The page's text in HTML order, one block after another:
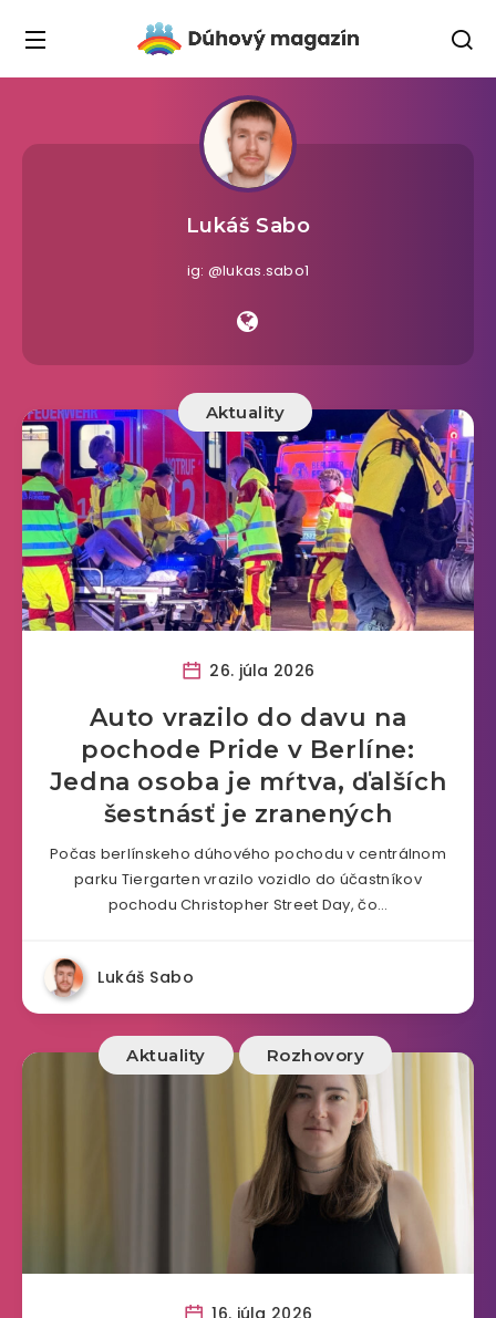
Lukáš Sabo
ig: @lukas.sabo1
Aktuality
26. júla 2026
Auto vrazilo do davu na
pochode Pride v Berlíne:
Jedna osoba je mŕtva, ďalších
šestnásť je zranených
Počas berlínskeho dúhového pochodu v centrálnom
parku Tiergarten vrazilo vozidlo do účastníkov
pochodu Christopher Street Day, čo…
Lukáš Sabo
Aktuality Rozhovory
16. júla 2026